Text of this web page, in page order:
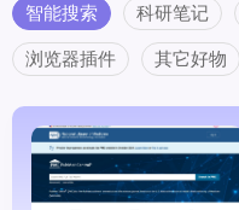
智能搜索 科研笔记
浏览器插件 其它好物